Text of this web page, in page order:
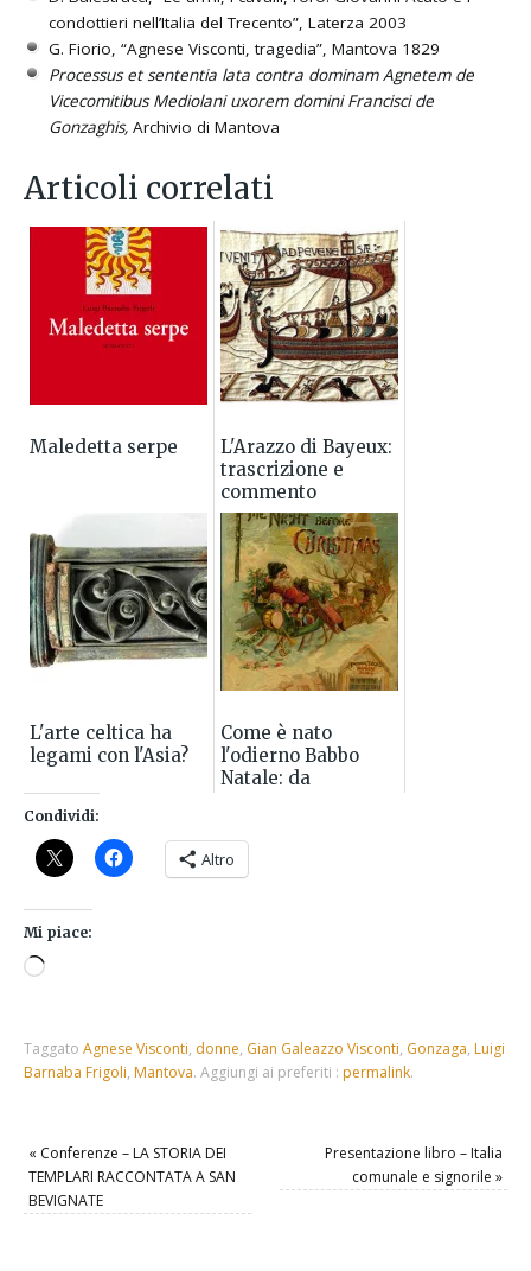
condottieri nell’Italia del Trecento”, Laterza 2003
G. Fiorio, “Agnese Visconti, tragedia”, Mantova 1829
Processus et sententia lata contra dominam Agnetem de
Vicecomitibus Mediolani uxorem domini Francisci de
Gonzaghis, Archivio di Mantova
Articoli correlati
Maledetta serpe
L'Arazzo di Bayeux:
trascrizione e
commento
L'arte celtica ha
legami con l'Asia?
Come è nato
l'odierno Babbo
Natale: da
Society fino alla
Coca Cola
Condividi:
Altro
Mi piace:
TaggatoAgnese Visconti, donne, Gian Galeazzo Visconti, Gonzaga, Luigi
Barnaba Frigoli, Mantova. Aggiungi ai preferiti : permalink.
« Conferenze – LA STORIA DEI
TEMPLARI RACCONTATA A SAN
BEVIGNATE
Presentazione libro – Italia
comunale e signorile »